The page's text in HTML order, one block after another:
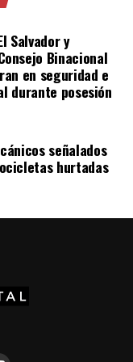
a las capacidades
Salvador y
Binacional
en seguridad e
posesión
señalados
hurtadas